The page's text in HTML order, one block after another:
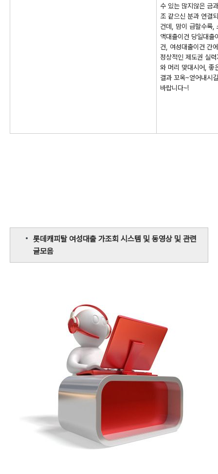
수 있는 많지않은 금
조 같으신 분과 연결
건데, 맘이 급할수록,
액대출이건 당일대출
건, 여성대출이건 간
정상적인 제도권 실력
와 머리 맞대시어, 좋
결과 꼬옥~얻어내시길
바랍니다~!
롯데캐피탈 여성대출 가조회 시스템 및 동영상 및 관련
글모음